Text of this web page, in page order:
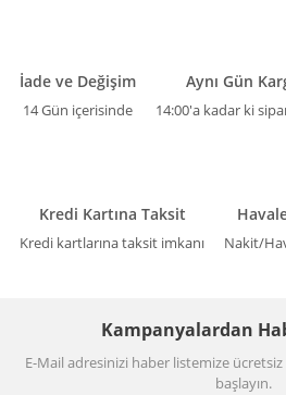
İade ve Değişim
14 Gün içerisinde
Aynı Gün
14:00'a kadar ki
Kredi Kartına Taksit
Kredi kartlarına taksit imkanı Nakit/
Kampanyalardan
E-Mail adresinizi haber listemize
başlayın.